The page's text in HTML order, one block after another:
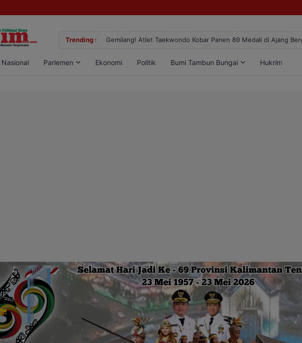
Trending : Gemilang! Atlet Taekwondo Kobar Panen 89 Medali di Ajang
Nasional Parlemen Ekonomi Politik Bumi Tambun Bungai Hukrim